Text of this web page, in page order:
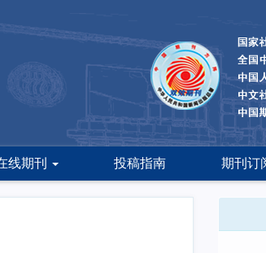
线期刊 投稿指南 期刊订